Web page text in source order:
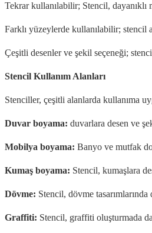
Tekrar kullanılabilir; Stencil,
Farklı yüzeylerde kullanılabilir; stencil
Çeşitli desenler ve şekil seçeneği;
Stencil Kullanım Alanları
Stenciller, çeşitli alanlarda kullanıma
Duvar boyama: duvarlara desen ve
Mobilya boyama: Banyo ve mutfak
Kumaş boyama: Stencil, kumaşlara
Dövme: Stencil, dövme
Graffiti: Stencil, graffiti oluşturmada